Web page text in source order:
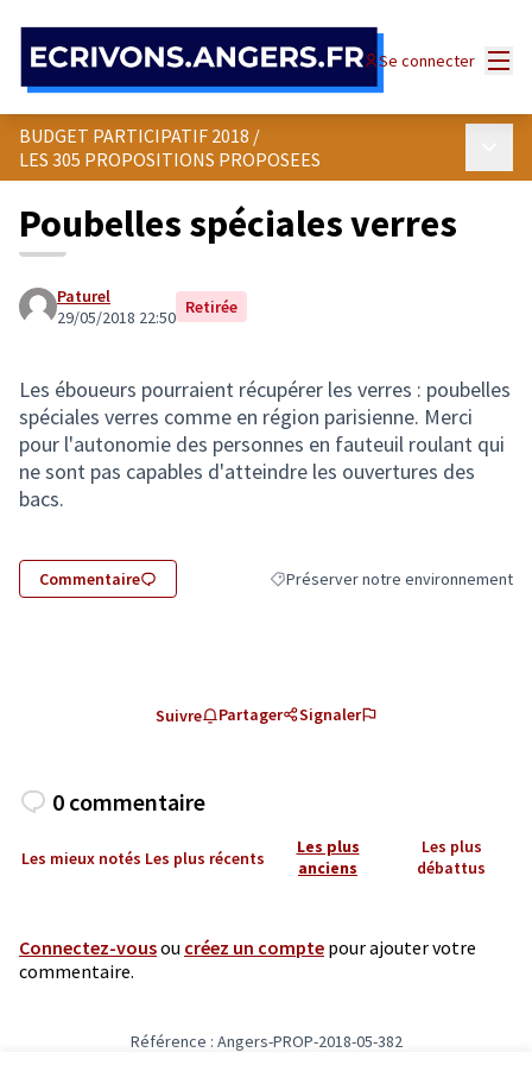
Se connecter
BUDGET PARTICIPATIF 2018 /
LES 305 PROPOSITIONS PROPOSEES
Poubelles spéciales verres
Paturel
29/05/2018 22:50 Retirée
Les éboueurs pourraient récupérer les verres : poubelles
spéciales verres comme en région parisienne. Merci
pour l'autonomie des personnes en fauteuil roulant qui
ne sont pas capables d'atteindre les ouvertures des
bacs.
Commentaire Filtrer les résultats de la catégorie
Préserver notre environnement
Suivre Partager Signaler
0 commentaire
Les mieux notés Les plus récents
Les plus
anciens
Les plus
débattus
Connectez-vousou créez un compte pour ajouter votre
commentaire.
Référence : Angers-PROP-2018-05-382